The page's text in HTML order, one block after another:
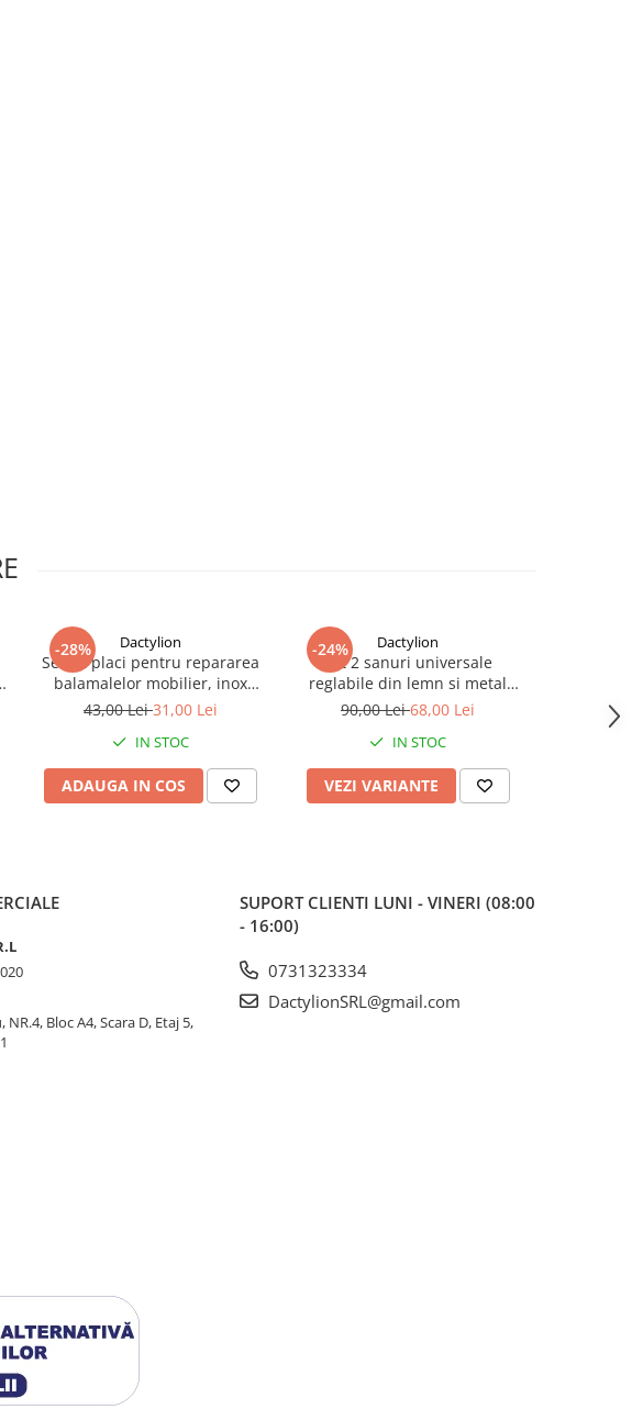
-28% Dactylion
Set 12 placi pentru repararea
balamalelor mobilier, inox
rezistent, 72 suruburi incluse, 9
43,00 Lei31,00 Lei
IN STOC
ADAUGA IN COS
-24% Dactylion
Set 2 sanuri universale
reglabile din lemn si metal
pentru largit si alungit
profesional pentru pantofi,
adidasi si ghete
90,00 Lei68,00 Lei
IN STOC
VEZI VARIANTE
model
Bloc A4, Scara D, Etaj 5,
SUPORT CLIENTI LUNI - VINERI (08:00
- 16:00)
0731323334
DactylionSRL@gmail.com